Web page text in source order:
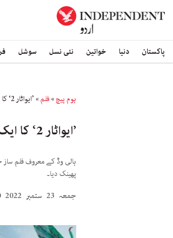
پاکستان دنیا خواتین نئی نسل سوشل
ہوم پیچ»فلم» ’ایواٹار 2‘ کا ایک سال تک لکھے جانے والا سکرپٹ ردی میں پھینک دیا گیا
’ایواٹار 2‘ کا ایک سال تک لکھے جانے والا سکرپٹ ردی میں پھینک دیا گیا
ہالی وڈ کے معروف فلم ساز
پھینک دیا۔
جمعہ 23 ستمبر 2022 16:00